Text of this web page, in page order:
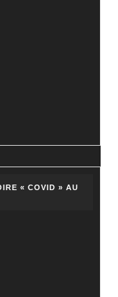
« COVID » AU